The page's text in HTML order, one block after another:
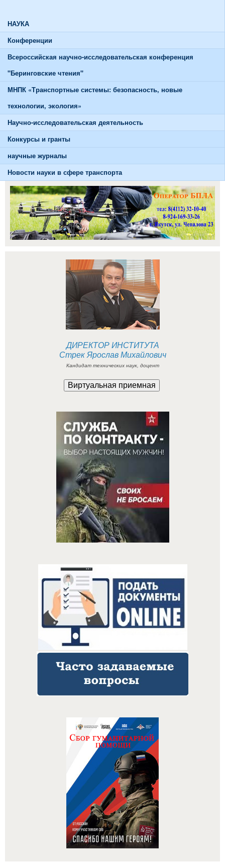
НАУКА
Конференции
Всероссийская научно-исследовательская конференция
"Беринговские чтения"
МНПК «Транспортные системы: безопасность, новые
технологии, экология»
Научно-исследовательская деятельность
Конкурсы и гранты
научные журналы
Новости науки в сфере транспорта
ДИРЕКТОР ИНСТИТУТА
Стрек Ярослав Михайлович
Кандидат технических наук, доцент